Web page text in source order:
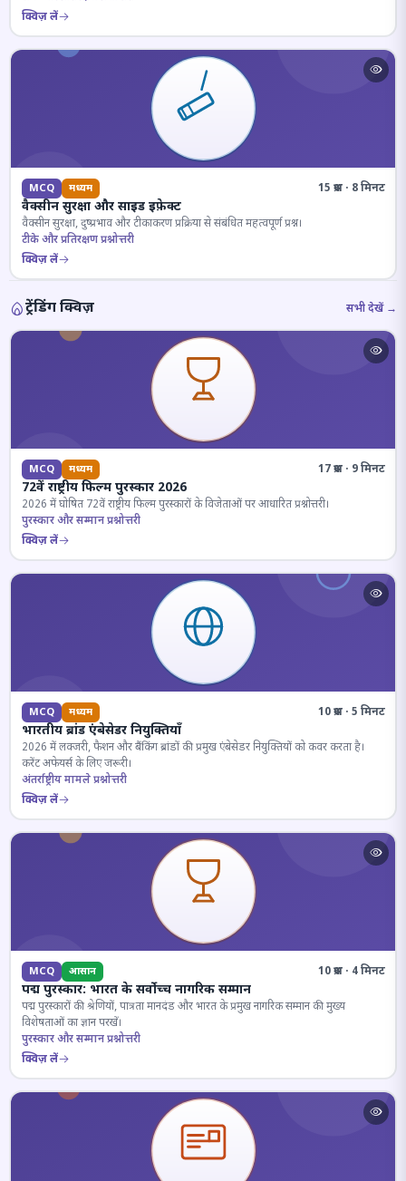
क्विज़ लें
MCQ मध्यम 15 प्रश्न · 8 मिनट
वैक्सीन सुरक्षा और साइड इफ़ेक्ट
वैक्सीन सुरक्षा, दुष्प्रभाव और टीकाकरण प्रक्रिया से संबंधित महत्वपूर्ण प्रश्न।
टीके और प्रतिरक्षण प्रश्नोत्तरी
क्विज़ लें
ट्रेंडिंग क्विज़ सभी देखें →
MCQ मध्यम 17 प्रश्न · 9 मिनट
72वें राष्ट्रीय फिल्म पुरस्कार 2026
2026 में घोषित 72वें राष्ट्रीय फिल्म पुरस्कारों के विजेताओं पर आधारित प्रश्नोत्तरी।
पुरस्कार और सम्मान प्रश्नोत्तरी
क्विज़ लें
MCQ मध्यम 10 प्रश्न · 5 मिनट
भारतीय ब्रांड एंबेसेडर नियुक्तियाँ
2026 में लक्जरी, फैशन और बैंकिंग ब्रांडों की प्रमुख एंबेसेडर नियुक्तियों को कवर करता है।
करेंट अफेयर्स के लिए जरूरी।
अंतर्राष्ट्रीय मामले प्रश्नोत्तरी
क्विज़ लें
MCQ आसान 10 प्रश्न · 4 मिनट
पद्म पुरस्कार: भारत के सर्वोच्च नागरिक सम्मान
पद्म पुरस्कारों की श्रेणियों, पात्रता मानदंड और भारत के प्रमुख नागरिक सम्मान की मुख्य
विशेषताओं का ज्ञान परखें।
पुरस्कार और सम्मान प्रश्नोत्तरी
क्विज़ लें